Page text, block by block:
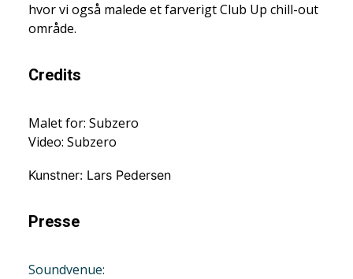
hvor vi også malede et farverigt Club Up chill-out
område.
Credits
Malet for: Subzero
Video: Subzero
Kunstner: Lars Pedersen
Presse
Soundvenue: